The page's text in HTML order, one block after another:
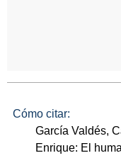
Cómo citar:
García Valdés,
Enrique: El